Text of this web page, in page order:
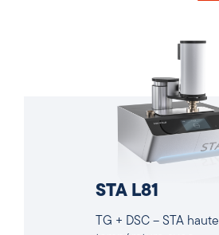
STA L81
TG + DSC – STA haute